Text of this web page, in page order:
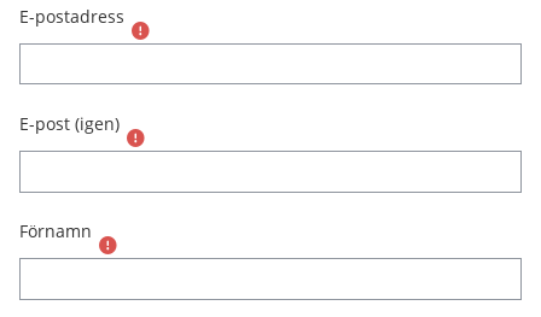
E-postadress
E-post (igen)
Förnamn